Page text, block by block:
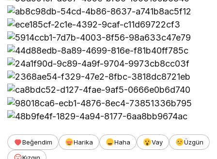
Beğendim Harika Haha Vay
Üzgün
Kızgın